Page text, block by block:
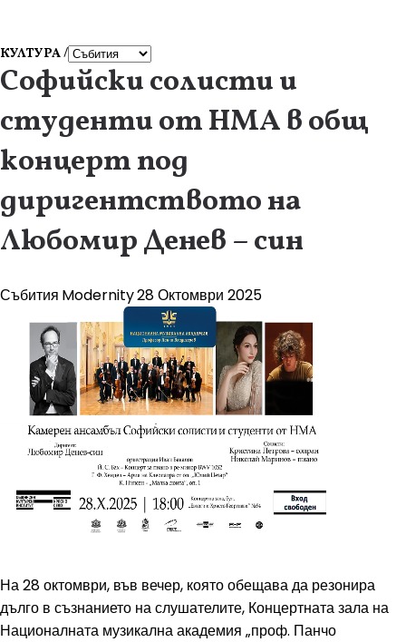
КУЛТУРА /
Софийски солисти и
студенти от НМА в общ
концерт под
диригентството на
Любомир Денев – син
Събития Modernity28 Октомври 2025
На 28 октомври, във вечер, която обещава да резонира
дълго в съзнанието на слушателите, Концертната зала на
Националната музикална академия „проф. Панчо